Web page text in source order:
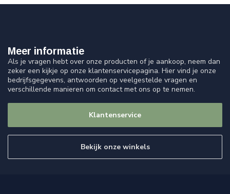
Meer informatie
Als je vragen hebt over onze producten of je aankoop, neem dan
zeker een kijkje op onze klantenservicepagina. Hier vind je onze
bedrijfsgegevens, antwoorden op veelgestelde vragen en
verschillende manieren om contact met ons op te nemen.
Klantenservice
Bekijk onze winkels